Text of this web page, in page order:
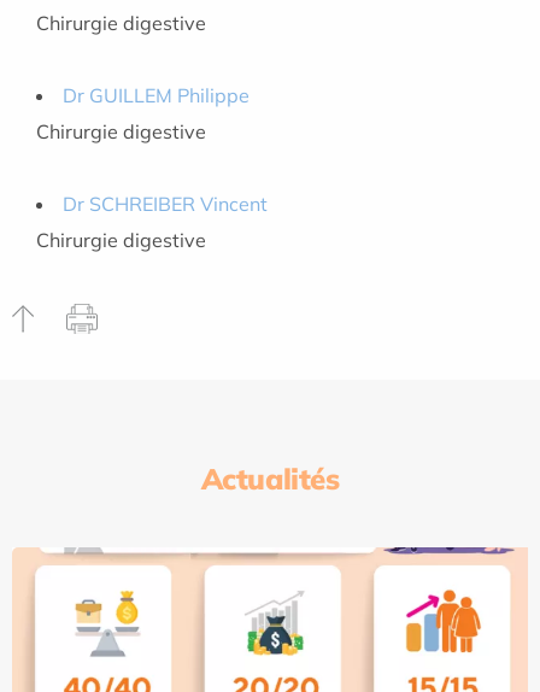
Chirurgie digestive
Dr GUILLEM Philippe
Chirurgie digestive
Dr SCHREIBER Vincent
Chirurgie digestive
Actualités